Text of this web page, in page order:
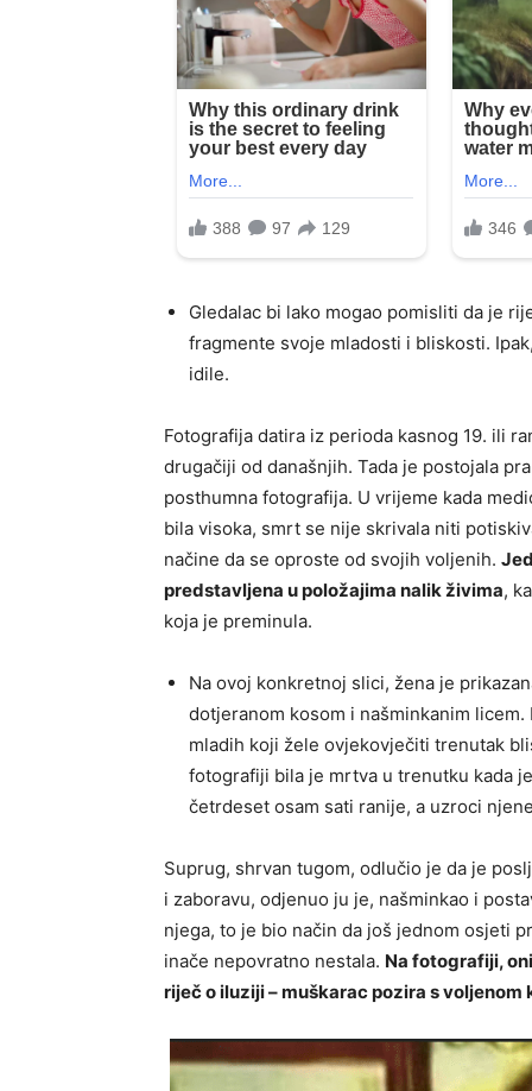
Gledalac bi lako mogao pomisliti da je
fragmente svoje mladosti i bliskosti.
idile.
Fotografija datira iz perioda kasnog 19. ili
drugačiji od današnjih. Tada je postojala
posthumna fotografija. U vrijeme kada
bila visoka, smrt se nije skrivala niti
načine da se oproste od svojih voljenih.
predstavljena u položajima nalik živima,
koja je preminula.
Na ovoj konkretnoj slici, žena je
dotjeranom kosom i našminkanim
mladih koji žele ovjekovječiti trenutak
fotografiji bila je mrtva u trenutku kada
četrdeset osam sati ranije, a uzroci
Suprug, shrvan tugom, odlučio je da je
i zaboravu, odjenuo ju je, našminkao i
njega, to je bio način da još jednom osjeti
inače nepovratno nestala. Na fotografiji,
riječ o iluziji – muškarac pozira s voljenom